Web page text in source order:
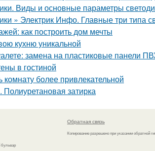
Виды и основные параметры
» Электрик Инфо. Главные три типа
как построить дом мечты
кухню уникальной
замена на пластиковые панели
в гостиной
комнату более привлекательной
Полиуретановая затирка
Обратная связь
Копирование разрешено при указании обратной